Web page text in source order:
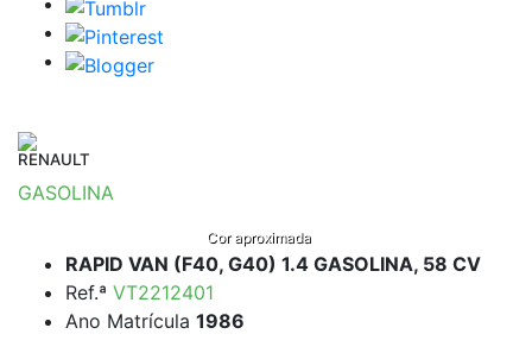
RENAULT
GASOLINA
Cor aproximada
RAPID VAN (F40, G40) 1.4 GASOLINA, 58 CV
Ref.ª VT2212401
Ano Matrícula 1986